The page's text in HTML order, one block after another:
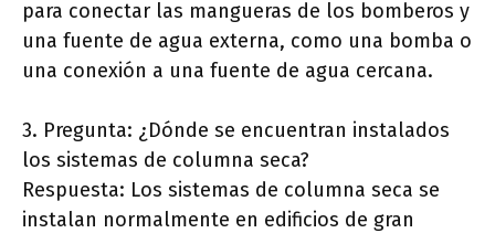
para conectar las mangueras de los bomberos y
una fuente de agua externa, como una bomba o
una conexión a una fuente de agua cercana.
3. Pregunta: ¿Dónde se encuentran instalados
los sistemas de columna seca?
Respuesta: Los sistemas de columna seca se
instalan normalmente en edificios de gran